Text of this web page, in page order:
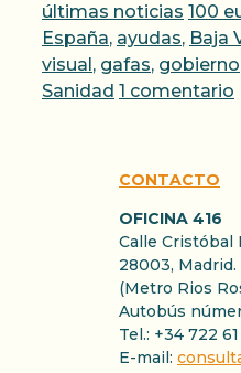
últimas noticias 100
España, ayudas, Baja
visual, gafas, gobierno
Sanidad 1 comentario
CONTACTO
OFICINA 416
Calle Cristóbal
28003, Madrid.
(Metro Rios
Autobús
Tel.: +34 722
E-mail: